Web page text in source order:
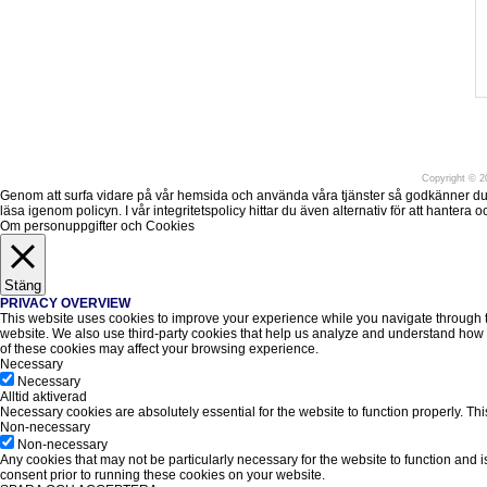
Copyright ©
Genom att surfa vidare på vår hemsida och använda våra tjänster så godkänner
läsa igenom policyn. I vår integritetspolicy hittar du även alternativ för att hantera
Om personuppgifter och Cookies
Stäng
PRIVACY OVERVIEW
This website uses cookies to improve your experience while you navigate
website. We also use third-party cookies that help us analyze and understand
of these cookies may affect your browsing experience.
Necessary
Necessary
Alltid aktiverad
Necessary cookies are absolutely essential for the website to function properly.
Non-necessary
Non-necessary
Any cookies that may not be particularly necessary for the website to function
consent prior to running these cookies on your website.